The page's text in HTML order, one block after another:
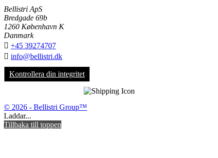
Bellistri ApS
Bredgade 69b
1260 København K
Danmark
 +45 39274707
 info@bellistri.dk
Kontrollera din integritet
© 2026 - Bellistri Group™
Laddar...
Tillbaka till toppen